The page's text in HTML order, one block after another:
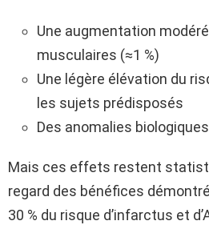
Une augmentation
musculaires (≈1 %)
Une légère élévation du
les sujets prédisposés
Des anomalies
Mais ces effets restent
regard des bénéfices
30 % du risque d’infarctus et